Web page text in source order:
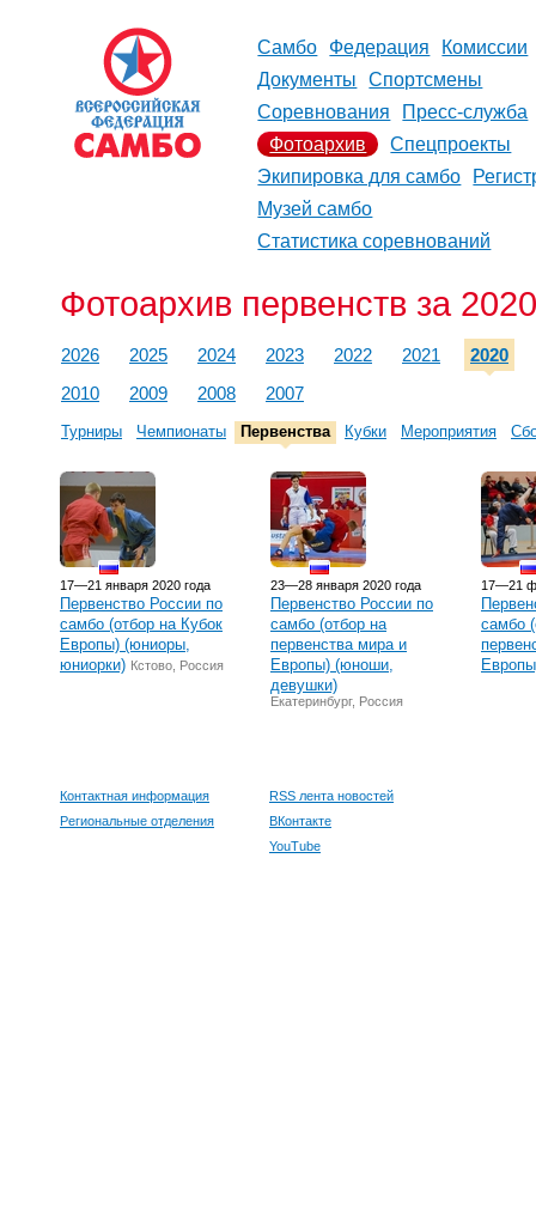
Самбо Федерация
Комиссии
Документы
Спортсмены
Соревнования
Пресс-служба
Фотоархив
Спецпроекты
Экипировка для самбо
Музей самбо
Статистика соревнований
Фотоархив первенств за
2026 2025 2024 2023 2022 2021
2020
2010
2009 2008 2007
Турниры Чемпионаты Первенства Кубки Мероприятия
17—21 января 2020 года
Первенство России по
самбо (отбор на Кубок
Европы) (юниоры,
юниорки) Кстово, Россия
23—28 января 2020 года
Первенство России по
самбо (отбор на
первенства мира и
Европы) (юноши,
девушки)
Екатеринбург, Россия
17—21
самбо
Контактная информация
Региональные отделения
RSS лента новостей
ВКонтакте
YouTube